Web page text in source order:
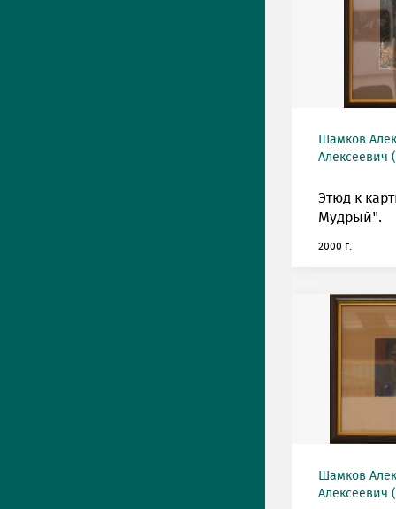
Шамков
Алексеевич
Этюд к
Мудрый".
2000 г.
Шамков
Алексеевич